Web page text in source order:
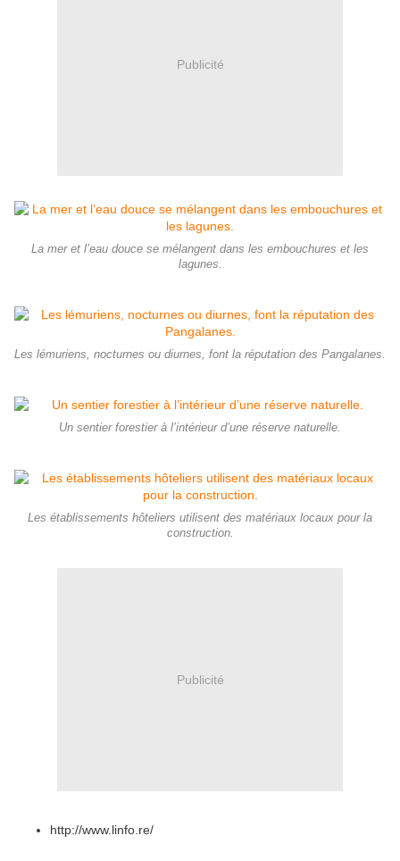
Publicité
La mer et l’eau douce se mélangent dans les embouchures et les
lagunes.
Les lémuriens, nocturnes ou diurnes, font la réputation des Pangalanes.
Un sentier forestier à l’intérieur d’une réserve naturelle.
Les établissements hôteliers utilisent des matériaux locaux pour la
construction.
Publicité
http://www.linfo.re/